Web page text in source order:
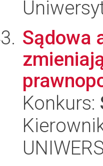
Sądowa
Konkurs: